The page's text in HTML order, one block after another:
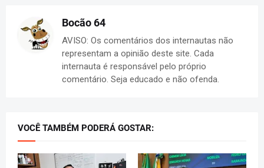
Bocão 64
AVISO: Os comentários dos internautas não
representam a opinião deste site. Cada
internauta é responsável pelo próprio
comentário. Seja educado e não ofenda.
VOCÊ TAMBÉM PODERÁ GOSTAR: